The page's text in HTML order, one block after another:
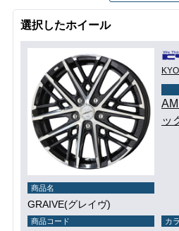
選択したホイール
ッ
商品名
GRAIVE(グレイヴ)
商品コード カ